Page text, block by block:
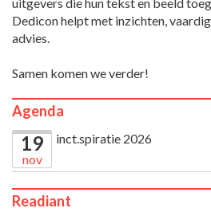
Dedicon helpt met inzichten,
advies.
Samen komen we verder!
Agenda
19
nov
inct.spiratie 2026
Readiant